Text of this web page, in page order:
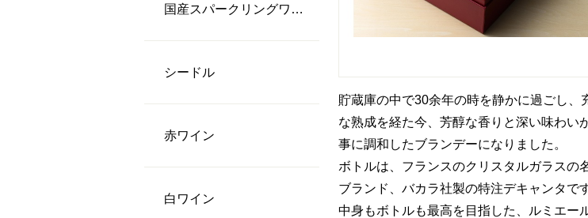
国産スパークリングワイン
シードル
⾚ワイン
⽩ワイン
貯蔵庫の中で30余年の時を静かに過ごし、
な熟成を経た今、芳醇な香りと深い味わい
事に調和したブランデーになりました。
ボトルは、フランスのクリスタルガラスの
ブランド、バカラ社製の特注デキャンタです
中身もボトルも最高を目指した、ルミエー